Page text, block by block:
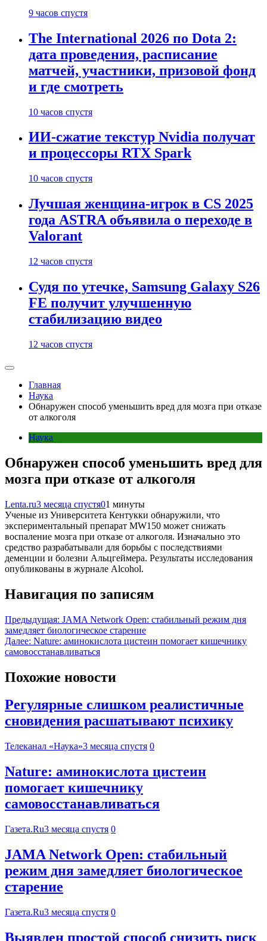
9 часов спустя
The International 2026 по Dota 2:
дата проведения, расписание
матчей, участники, призовой фонд
и где смотреть
10 часов спустя
ИИ-сжатие текстур Nvidia получат
и процессоры RTX Spark
10 часов спустя
Лучшая женщина-игрок в CS 2025
года ASTRA объявила о переходе в
Valorant
12 часов спустя
Судя по утечке, Samsung Galaxy S26
FE получит улучшенную
стабилизацию видео
12 часов спустя
Главная
Наука
Обнаружен способ уменьшить вред для мозга при отказе
от алкоголя
Наука
Обнаружен способ уменьшить вред для
мозга при отказе от алкоголя
Lenta.ru3 месяца спустя01 минуты
Ученые из Университета Кентукки обнаружили, что
экспериментальный препарат MW150 может снижать
воспаление мозга при отказе от алкоголя. Изначально это
средство разрабатывали для борьбы с последствиями
деменции и болезни Альцгеймера. Результаты исследования
опубликованы в журнале Alcohol.
Навигация по записям
Предыдущая: JAMA Network Open: стабильный режим дня
замедляет биологическое старение
Далее: Nature: аминокислота цистеин помогает кишечнику
самовосстанавливаться
Похожие новости
Регулярные слишком реалистичные
сновидения расшатывают психику
Телеканал «Наука»3 месяца спустя 0
Nature: аминокислота цистеин
помогает кишечнику
самовосстанавливаться
Газета.Ru3 месяца спустя 0
JAMA Network Open: стабильный
режим дня замедляет биологическое
старение
Газета.Ru3 месяца спустя 0
Выявлен простой способ снизить риск